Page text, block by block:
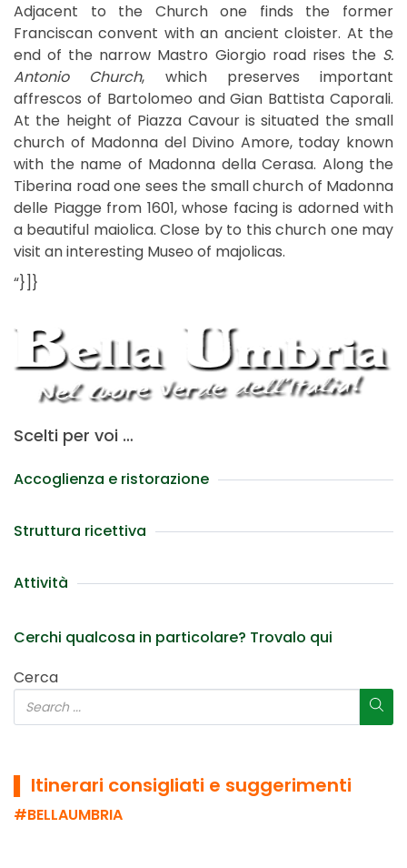
Adjacent to the Church one finds the former
Franciscan convent with an ancient cloister. At the
end of the narrow Mastro Giorgio road rises the S.
Antonio Church, which preserves important
affrescos of Bartolomeo and Gian Battista Caporali.
At the height of Piazza Cavour is situated the small
church of Madonna del Divino Amore, today known
with the name of Madonna della Cerasa. Along the
Tiberina road one sees the small church of Madonna
delle Piagge from 1601, whose facing is adorned with
a beautiful maiolica. Close by to this church one may
visit an interesting Museo of majolicas.
“}]}
Scelti per voi …
Accoglienza e ristorazione
Struttura ricettiva
Attività
Cerchi qualcosa in particolare? Trovalo qui
Cerca
▌ Itinerari consigliati e suggerimenti
#BELLAUMBRIA